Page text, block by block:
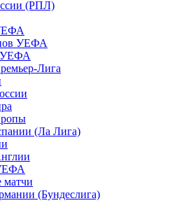
(РПЛ)
УЕФА
УЕФА
Лига
(Ла Лига)
матчи
(Бундеслига)